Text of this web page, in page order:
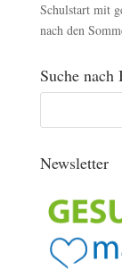
Schulstart mit
nach den
Suche nach
Newsletter